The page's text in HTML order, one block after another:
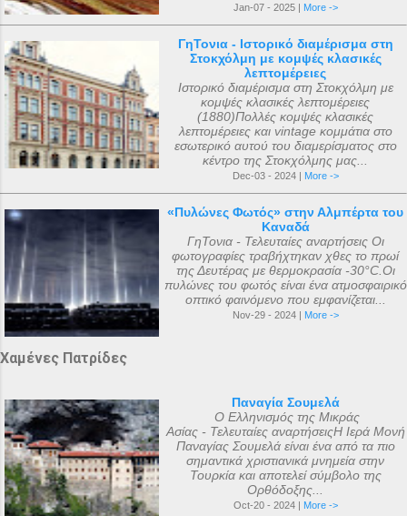
Jan-07 - 2025 | More ->
ΓηΤονια - Ιστορικό διαμέρισμα στη
Στοκχόλμη με κομψές κλασικές
λεπτομέρειες
Ιστορικό διαμέρισμα στη Στοκχόλμη με
κομψές κλασικές λεπτομέρειες
(1880)Πολλές κομψές κλασικές
λεπτομέρειες και vintage κομμάτια στο
εσωτερικό αυτού του διαμερίσματος στο
κέντρο της Στοκχόλμης μας...
Dec-03 - 2024 | More ->
«Πυλώνες Φωτός» στην Αλμπέρτα του
Καναδά
ΓηΤονια - Τελευταίες αναρτήσεις Οι
φωτογραφίες τραβήχτηκαν χθες το πρωί
της Δευτέρας με θερμοκρασία -30°C.Οι
πυλώνες του φωτός είναι ένα ατμοσφαιρικό
οπτικό φαινόμενο που εμφανίζεται...
Nov-29 - 2024 | More ->
Χαμένες Πατρίδες
Παναγία Σουμελά
Ο Ελληνισμός της Μικράς
Ασίας - Τελευταίες αναρτήσειςΗ Ιερά Μονή
Παναγίας Σουμελά είναι ένα από τα πιο
σημαντικά χριστιανικά μνημεία στην
Τουρκία και αποτελεί σύμβολο της
Ορθόδοξης...
Oct-20 - 2024 | More ->